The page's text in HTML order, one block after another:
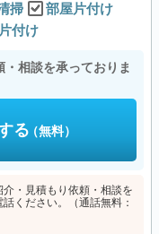
掃
部屋片付け
付け
相談を承っておりま
る（無料）
・見積もり依頼・相談を
ください。（通話無料：